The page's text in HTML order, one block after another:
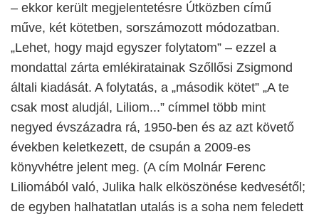
– ekkor került megjelentetésre Útközben című
műve, két kötetben, sorszámozott módozatban.
„Lehet, hogy majd egyszer folytatom” – ezzel a
mondattal zárta emlékiratainak Szőllősi Zsigmond
általi kiadását. A folytatás, a „második kötet” „A te
csak most aludjál, Liliom...” címmel több mint
negyed évszázadra rá, 1950-ben és az azt követő
években keletkezett, de csupán a 2009-es
könyvhétre jelent meg. (A cím Molnár Ferenc
Liliomából való, Julika halk elköszönése kedvesétől;
de egyben halhatatlan utalás is a soha nem feledett